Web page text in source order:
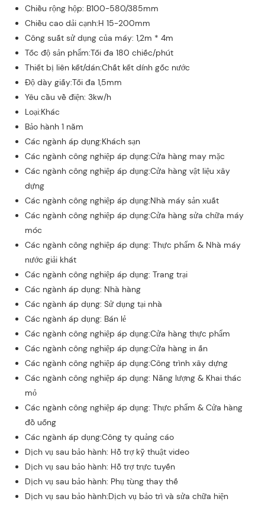
Chiều rộng hộp: B100-580/385mm
Chiều cao dải cạnh:H 15-200mm
Công suất sử dụng của máy: 1,2m * 4m
Tốc độ sản phẩm:Tối đa 180 chiếc/phút
Thiết bị liên kết/dán:Chất kết dính gốc nước
Độ dày giấy:Tối đa 1,5mm
Yêu cầu về điện: 3kw/h
Loại:Khác
Bảo hành 1 năm
Các ngành áp dụng:Khách sạn
Các ngành công nghiệp áp dụng:Cửa hàng may mặc
Các ngành công nghiệp áp dụng:Cửa hàng vật liệu xây
dựng
Các ngành công nghiệp áp dụng:Nhà máy sản xuất
Các ngành công nghiệp áp dụng:Cửa hàng sửa chữa máy
móc
Các ngành công nghiệp áp dụng: Thực phẩm & Nhà máy
nước giải khát
Các ngành công nghiệp áp dụng: Trang trại
Các ngành áp dụng: Nhà hàng
Các ngành áp dụng: Sử dụng tại nhà
Các ngành áp dụng: Bán lẻ
Các ngành công nghiệp áp dụng:Cửa hàng thực phẩm
Các ngành công nghiệp áp dụng:Cửa hàng in ấn
Các ngành công nghiệp áp dụng:Công trình xây dựng
Các ngành công nghiệp áp dụng: Năng lượng & Khai thác
mỏ
Các ngành công nghiệp áp dụng: Thực phẩm & Cửa hàng
đồ uống
Các ngành áp dụng:Công ty quảng cáo
Dịch vụ sau bảo hành: Hỗ trợ kỹ thuật video
Dịch vụ sau bảo hành: Hỗ trợ trực tuyến
Dịch vụ sau bảo hành: Phụ tùng thay thế
Dịch vụ sau bảo hành:Dịch vụ bảo trì và sửa chữa hiện